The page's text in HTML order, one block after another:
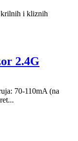
krilnih i kliznih
2.4G
70-110mA (na